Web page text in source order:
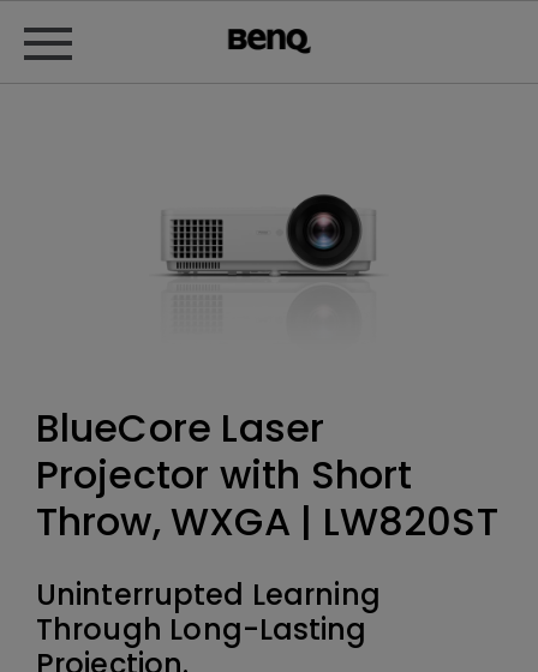
BlueCore Laser
Projector with Short
Throw, WXGA | LW820ST
Uninterrupted Learning
Through Long-Lasting